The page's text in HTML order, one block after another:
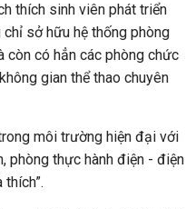
thích sinh viên phát triển
chỉ sở hữu hệ thống phòng
còn có hẳn các phòng chức
gian thể thao chuyên
môi trường hiện đại với
phòng thực hành điện - điện